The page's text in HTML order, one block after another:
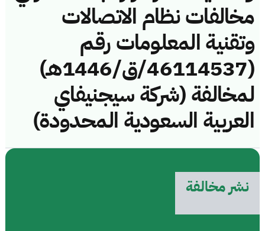
مخالفات نظام الاتصالات
وتقنية المعلومات رقم
(46114537/ق/1446هـ)
لمخالفة (شركة سيجنيفاي
العربية السعودية المحدودة)
نشر مخالفة